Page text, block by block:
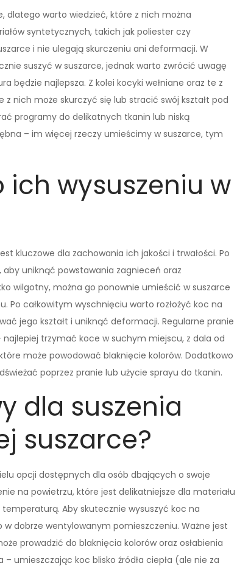
dlatego warto wiedzieć, które z nich można
syntetycznych, takich jak poliester czy
i nie ulegają skurczeniu ani deformacji. W
suszyć w suszarce, jednak warto zwrócić uwagę
najlepsza. Z kolei kocyki wełniane oraz te z
nich może skurczyć się lub stracić swój kształt pod
programy do delikatnych tkanin lub niską
– im więcej rzeczy umieścimy w suszarce, tym
wysuszeniu w
kluczowe dla zachowania ich jakości i trwałości. Po
uniknąć powstawania zagnieceń oraz
wilgotny, można go ponownie umieścić w suszarce
Po całkowitym wyschnięciu warto rozłożyć koc na
jego kształt i uniknąć deformacji. Regularne pranie
trzymać koce w suchym miejscu, z dala od
może powodować blaknięcie kolorów. Dodatkowo
poprzez pranie lub użycie sprayu do tkanin.
dla suszenia
suszarce?
opcji dostępnych dla osób dbających o swoje
na powietrzu, które jest delikatniejsze dla materiału
Aby skutecznie wysuszyć koc na
dobrze wentylowanym pomieszczeniu. Ważne jest
prowadzić do blaknięcia kolorów oraz osłabienia
umieszczając koc blisko źródła ciepła (ale nie za